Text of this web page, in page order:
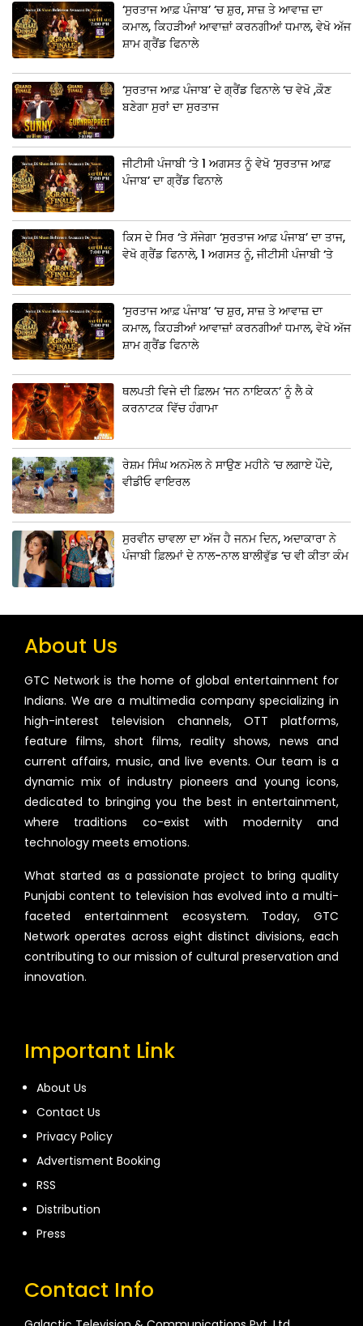
‘ਸੁਰਤਾਜ ਆਫ਼ ਪੰਜਾਬ’ ‘ਚ ਸ਼ੁਰ, ਸਾਜ਼ ਤੇ ਆਵਾਜ਼ ਦਾ
ਕਮਾਲ, ਕਿਹੜੀਆਂ ਆਵਾਜ਼ਾਂ ਕਰਨਗੀਆਂ ਧਮਾਲ, ਵੇਖੋ ਅੱਜ
ਸ਼ਾਮ ਗ੍ਰੈਂਡ ਫਿਨਾਲੇ
‘ਸੁਰਤਾਜ ਆਫ਼ ਪੰਜਾਬ’ ਦੇ ਗ੍ਰੈਂਡ ਫਿਨਾਲੇ ‘ਚ ਵੇਖੋ ,ਕੌਣ
ਬਣੇਗਾ ਸੁਰਾਂ ਦਾ ਸੁਰਤਾਜ
ਜੀਟੀਸੀ ਪੰਜਾਬੀ ‘ਤੇ 1 ਅਗਸਤ ਨੂੰ ਵੇਖੋ ‘ਸੁਰਤਾਜ ਆਫ਼
ਪੰਜਾਬ’ ਦਾ ਗ੍ਰੈਂਡ ਫਿਨਾਲੇ
ਕਿਸ ਦੇ ਸਿਰ ‘ਤੇ ਸੱਜੇਗਾ ‘ਸੁਰਤਾਜ ਆਫ਼ ਪੰਜਾਬ’ ਦਾ ਤਾਜ,
ਵੇਖੋ ਗ੍ਰੈਂਡ ਫਿਨਾਲੇ, 1 ਅਗਸਤ ਨੂੰ, ਜੀਟੀਸੀ ਪੰਜਾਬੀ ‘ਤੇ
‘ਸੁਰਤਾਜ ਆਫ਼ ਪੰਜਾਬ’ ‘ਚ ਸ਼ੁਰ, ਸਾਜ਼ ਤੇ ਆਵਾਜ਼ ਦਾ
ਕਮਾਲ, ਕਿਹੜੀਆਂ ਆਵਾਜ਼ਾਂ ਕਰਨਗੀਆਂ ਧਮਾਲ, ਵੇਖੋ ਅੱਜ
ਸ਼ਾਮ ਗ੍ਰੈਂਡ ਫਿਨਾਲੇ
ਥਲਪਤੀ ਵਿਜੇ ਦੀ ਫ਼ਿਲਮ ‘ਜਨ ਨਾਇਕਨ’ ਨੂੰ ਲੈ ਕੇ
ਕਰਨਾਟਕ ਵਿੱਚ ਹੰਗਾਮਾ
ਰੇਸ਼ਮ ਸਿੰਘ ਅਨਮੋਲ ਨੇ ਸਾਉਣ ਮਹੀਨੇ ‘ਚ ਲਗਾਏ ਪੌਦੇ,
ਵੀਡੀਓ ਵਾਇਰਲ
ਸੁਰਵੀਨ ਚਾਵਲਾ ਦਾ ਅੱਜ ਹੈ ਜਨਮ ਦਿਨ, ਅਦਾਕਾਰਾ ਨੇ
ਪੰਜਾਬੀ ਫ਼ਿਲਮਾਂ ਦੇ ਨਾਲ-ਨਾਲ ਬਾਲੀਵੁੱਡ ‘ਚ ਵੀ ਕੀਤਾ ਕੰਮ
About Us
GTC Network is the home of global entertainment for
Indians. We are a multimedia company specializing in
high-interest television channels, OTT platforms,
feature films, short films, reality shows, news and
current affairs, music, and live events. Our team is a
dynamic mix of industry pioneers and young icons,
dedicated to bringing you the best in entertainment,
where traditions co-exist with modernity and
technology meets emotions.
What started as a passionate project to bring quality
Punjabi content to television has evolved into a multi-
faceted entertainment ecosystem. Today, GTC
Network operates across eight distinct divisions, each
contributing to our mission of cultural preservation and
innovation.
Important Link
About Us
Contact Us
Privacy Policy
Advertisment Booking
RSS
Distribution
Press
Contact Info